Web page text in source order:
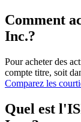
Comment
Inc.?
Pour acheter des
compte titre, soit
Comparez les
Quel est